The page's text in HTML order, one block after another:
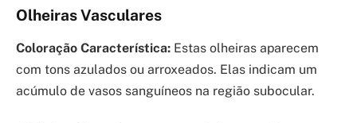
Olheiras Vasculares
Coloração Característica: Estas olheiras aparecem
com tons azulados ou arroxeados. Elas indicam um
acúmulo de vasos sanguíneos na região subocular.